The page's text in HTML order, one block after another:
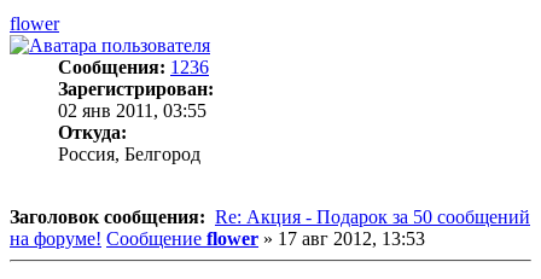
flower
Сообщения: 1236
Зарегистрирован:
02 янв 2011, 03:55
Откуда:
Россия, Белгород
Заголовок сообщения: Re: Акция - Подарок за 50 сообщений
на форуме! Сообщение flower » 17 авг 2012, 13:53